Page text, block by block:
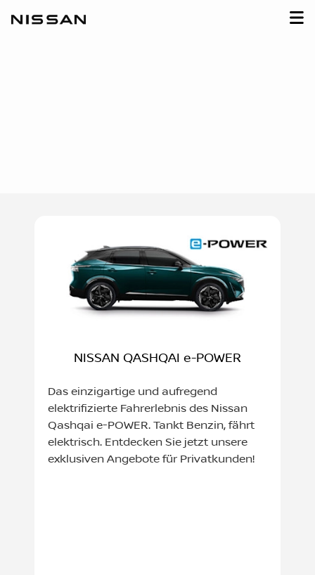
NISSAN QASHQAI e-POWER
Das einzigartige und aufregend
elektrifizierte Fahrerlebnis des Nissan
Qashqai e-POWER. Tankt Benzin, fährt
elektrisch. Entdecken Sie jetzt unsere
exklusiven Angebote für Privatkunden!